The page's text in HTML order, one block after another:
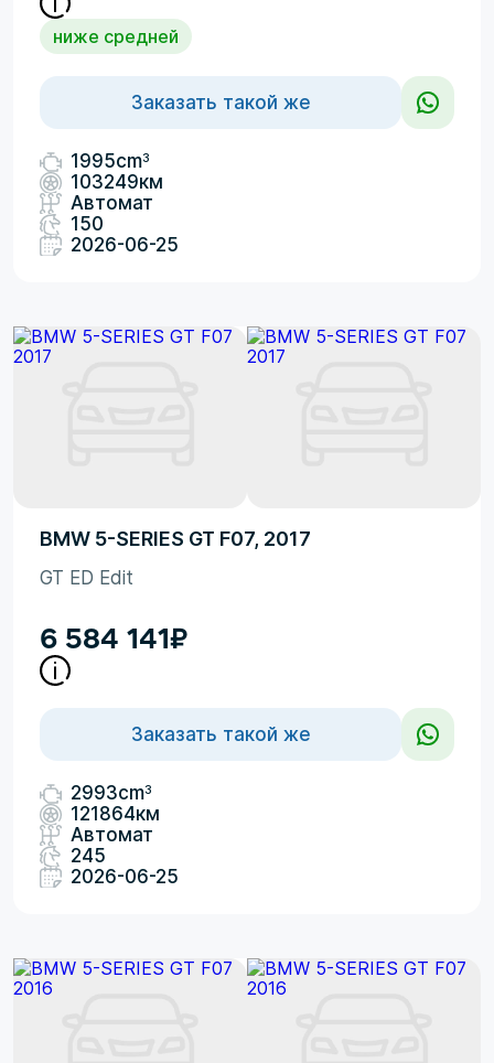
ниже средней
Заказать такой же
1995cm3
103249км
Автомат
150
2026-06-25
BMW 5-SERIES GT F07, 2017
GT ED Edit
6 584 141₽
Заказать такой же
2993cm3
121864км
Автомат
245
2026-06-25